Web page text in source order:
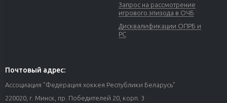
Запрос на рассмотрение
игрового эпизода в ОЧБ
Дисквалификации ОПРБ и
РС
Почтовый адрес:
Ассоциация "Федерация хоккея Республики Беларусь"
220020, г. Минск, пр. Победителей 20, корп. 3